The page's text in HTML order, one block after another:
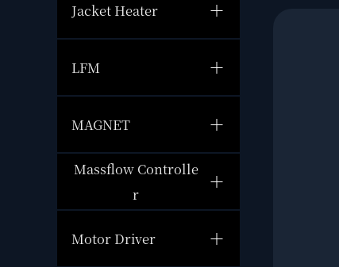
Jacket Heater
LFM
MAGNET
Massflow Controlle
r
Motor Driver